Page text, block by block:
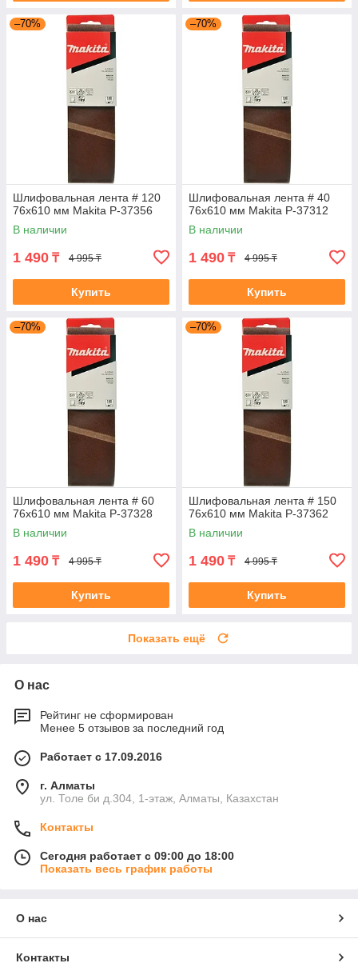
–70%
Шлифовальная лента # 120
76x610 мм Makita P-37356
В наличии
1 490 ₸ 4 995 ₸
Купить
–70%
Шлифовальная лента # 40
76x610 мм Makita P-37312
В наличии
1 490 ₸ 4 995 ₸
Купить
–70%
Шлифовальная лента # 60
76x610 мм Makita P-37328
В наличии
1 490 ₸ 4 995 ₸
Купить
–70%
Шлифовальная лента # 150
76x610 мм Makita P-37362
В наличии
1 490 ₸ 4 995 ₸
Купить
Показать ещё
О нас
Рейтинг не сформирован
Менее 5 отзывов за последний год
Работает с 17.09.2016
г. Алматы
ул. Толе би д.304, 1-этаж, Алматы, Казахстан
Контакты
Сегодня работает с 09:00 до 18:00
Показать весь график работы
О нас
Контакты